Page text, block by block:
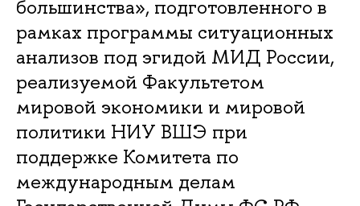
большинства», подготовленного в
рамках программы ситуационных
анализов под эгидой МИД России,
реализуемой Факультетом
мировой экономики и мировой
политики НИУ ВШЭ при
поддержке Комитета по
международным делам